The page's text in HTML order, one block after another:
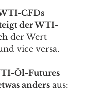
CFDs
der WTI-
der Wert
vice versa.
Öl-Futures
anders aus: